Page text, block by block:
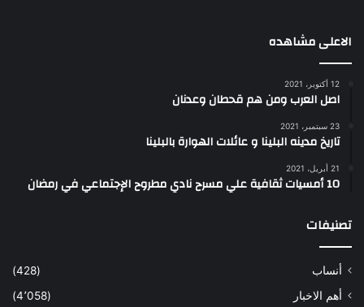
الاعلى مشاهده
12 أكتوبر، 2021
اصل العرب ومن هم قحطان وعدنان
23 سبتمبر، 2021
تاريخ مدينه البلينا و عائلات الهوارة بالبلينا
21 أبريل، 2021
10 أمسيات ثقافية علي مسرح نادي مطروح الإجتماعي في رمضان
تصنيفات
أنساب
(428)
أهم الاخبار
(4٬058)